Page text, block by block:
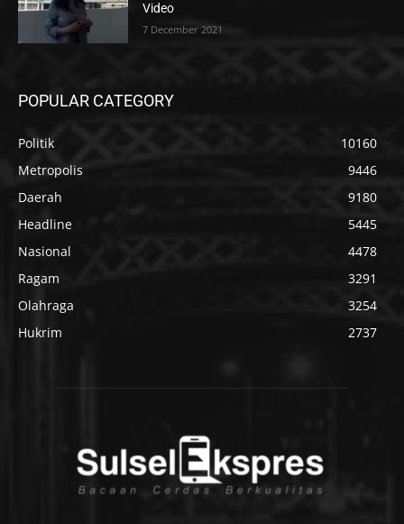
Video
7 December 2021
POPULAR CATEGORY
Politik
10160
Metropolis
9446
Daerah
9180
Headline
5445
Nasional
4478
Ragam
3291
Olahraga
3254
Hukrim
2737